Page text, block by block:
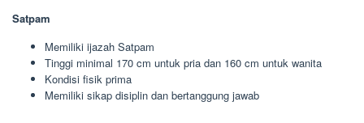
Satpam
Memiliki ijazah Satpam
Tinggi minimal 170 cm untuk pria dan 160 cm untuk wanita
Kondisi fisik prima
Memiliki sikap disiplin dan bertanggung jawab